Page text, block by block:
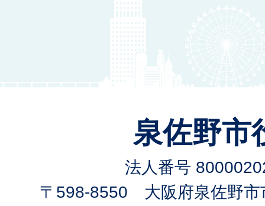
泉佐野市
法人番号
〒598-8550 大阪府泉佐野市